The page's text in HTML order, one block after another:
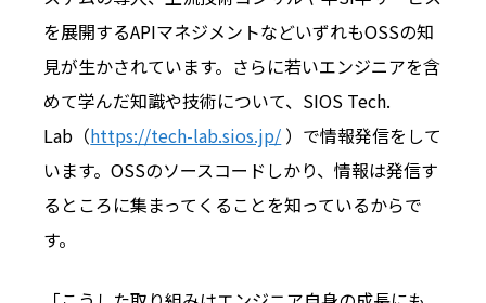
を展開するAPIマネジメントなどいずれもOSSの知
見が生かされています。さらに若いエンジニアを含
めて学んだ知識や技術について、 SIOS Tech.
Lab （https://tech-lab.sios.jp/ ）で情報発信をして
います。OSSのソースコードしかり、情報は発信す
るところに集まってくることを知っているからで
す。